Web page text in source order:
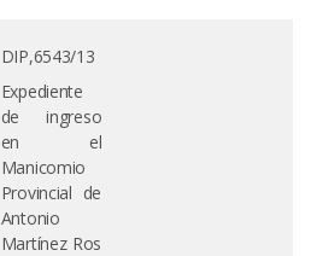
DIP,6543/13
Expediente
de ingreso
en el
Manicomio
Provincial de
Antonio
Martínez Ros